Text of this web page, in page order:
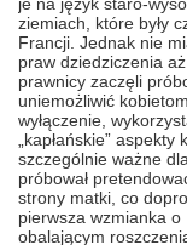
ziemiach, które były
Francji. Jednak nie
praw dziedziczenia
prawnicy zaczęli
uniemożliwić
wyłączenie,
„kapłańskie”
szczególnie ważne
próbował
strony matki, co
pierwsza wzmianka o
obalającym